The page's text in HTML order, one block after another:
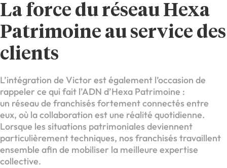
La force du réseau Hexa
Patrimoine au service des
clients
L’intégration de Victor est également l’occasion de
rappeler ce qui fait l’ADN d’Hexa Patrimoine :
un réseau de franchisés fortement connectés entre
eux, où la collaboration est une réalité quotidienne.
Lorsque les situations patrimoniales deviennent
particulièrement techniques, nos franchisés travaillent
ensemble afin de mobiliser la meilleure expertise
collective.